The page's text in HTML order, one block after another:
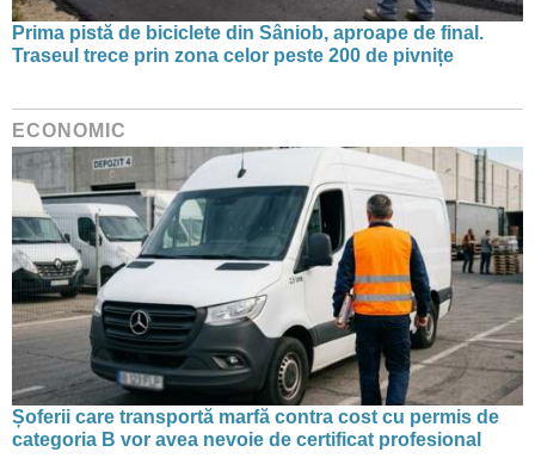
Prima pistă de biciclete din Sâniob, aproape de final.
Traseul trece prin zona celor peste 200 de pivnițe
ECONOMIC
Șoferii care transportă marfă contra cost cu permis de
categoria B vor avea nevoie de certificat profesional